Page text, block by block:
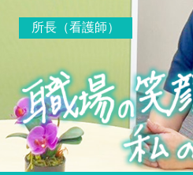
所長（看護師）